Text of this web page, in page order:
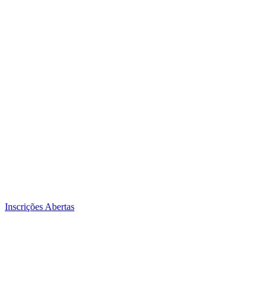
Inscrições Abertas